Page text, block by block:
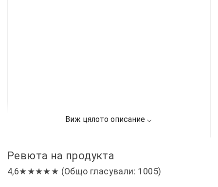
Ревюта на продукта
4,6★★★★★ (Общо гласували: 1005)